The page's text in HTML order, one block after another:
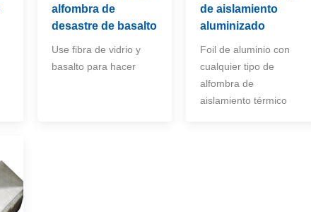
alfombra de
desastre de basalto
Use fibra de vidrio y
basalto para hacer
de aislamiento
aluminizado
Foil de aluminio con
cualquier tipo de
alfombra de
aislamiento térmico